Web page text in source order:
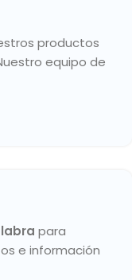
productos
equipo de
para
e información